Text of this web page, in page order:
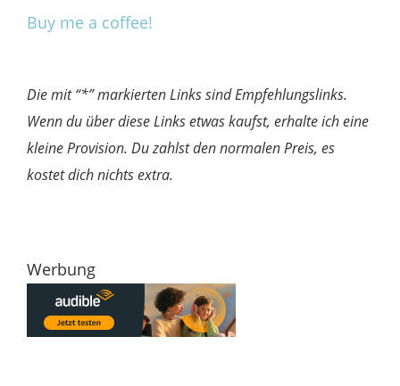
Buy me a coffee!
Die mit “*” markierten Links sind Empfehlungslinks.
Wenn du über diese Links etwas kaufst, erhalte ich eine
kleine Provision. Du zahlst den normalen Preis, es
kostet dich nichts extra.
Werbung